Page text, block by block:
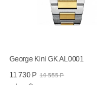
George Kini GK.AL0001
11 730 Р 19 555 Р